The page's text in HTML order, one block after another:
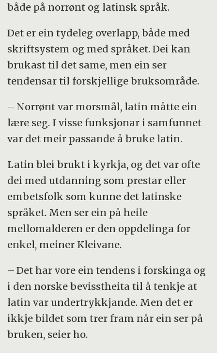
både på norrønt og latinsk språk.
Det er ein tydeleg overlapp, både med
skriftsystem og med språket. Dei kan
brukast til det same, men ein ser
tendensar til forskjellige bruksområde.
– Norrønt var morsmål, latin måtte ein
lære seg. I visse funksjonar i samfunnet
var det meir passande å bruke latin.
Latin blei brukt i kyrkja, og det var ofte
dei med utdanning som prestar eller
embetsfolk som kunne det latinske
språket. Men ser ein på heile
mellomalderen er den oppdelinga for
enkel, meiner Kleivane.
– Det har vore ein tendens i forskinga og
i den norske bevisstheita til å tenkje at
latin var undertrykkjande. Men det er
ikkje bildet som trer fram når ein ser på
bruken, seier ho.